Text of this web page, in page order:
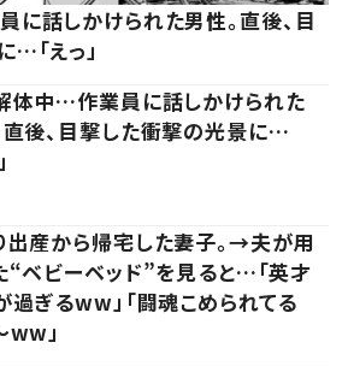
話しかけられた男性。直後、目
「えっ」
体中…作業員に話しかけられた
直後、目撃した衝撃の光景に…
出産から帰宅した妻子。→夫が用
“ベビーベッド”を見ると…「英才
過ぎるww」「闘魂こめられてる
ww」